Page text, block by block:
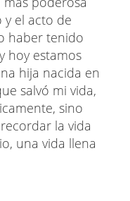
y el acto de
haber tenido
hoy estamos
hija nacida en
salvó mi vida,
sino
la vida
una vida llena